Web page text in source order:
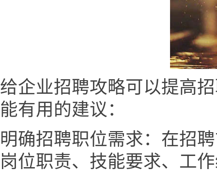
给企业招聘攻略可以提高
能有用的建议：
明确招聘职位需求：在招
岗位职责、技能要求、工